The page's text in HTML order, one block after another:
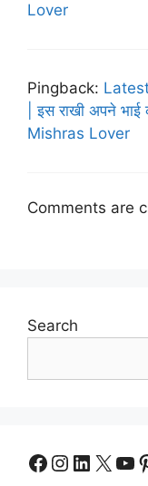
Lover
Pingback:
| इस राखी अपने
Mishras Lover
Comments are
Search
Facebook
X